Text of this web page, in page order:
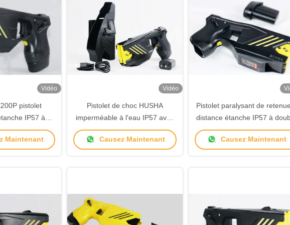
Vidéo
pistolet
IP57 à
de retenue à
les forces de
Maintenant
Vidéo
Pistolet de choc HUSHA
imperméable à l'eau IP57 avec
double cartouche et tension de
sortie 55±5KV pour les forces
Causez Maintenant
Pistolet paralysant de
distance étanche IP57 à
tir TX200P pour les forces
l'ordre
Causez Maintenant